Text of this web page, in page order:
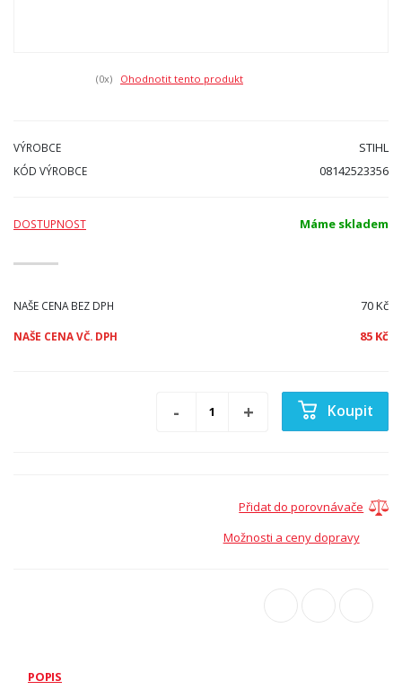
(0x) Ohodnotit tento produkt
VÝROBCE STIHL
KÓD VÝROBCE 08142523356
DOSTUPNOST Máme skladem
NAŠE CENA BEZ DPH 70 Kč
NAŠE CENA VČ. DPH 85 Kč
Koupit
Přidat do porovnávače
Možnosti a ceny dopravy
POPIS